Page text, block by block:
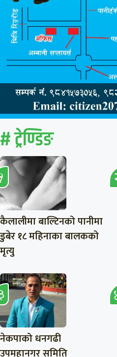
# ट्रेण्डिङ
कैलालीमा बाल्टिनको पानीमा
डुबेर १८ महिनाका बालकको
मृत्यु
नेकपाको धनगढी
उपमहानगर समिति